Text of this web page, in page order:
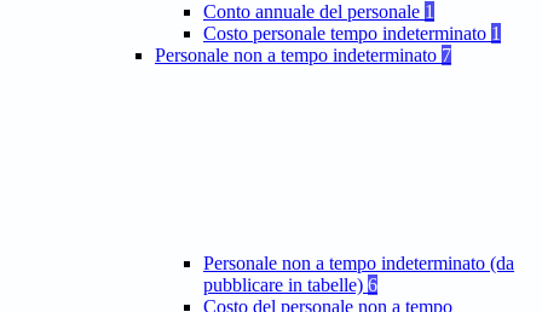
Conto annuale del personale 1
Costo personale tempo indeterminato 1
Personale non a tempo indeterminato 7
Personale non a tempo indeterminato (da
pubblicare in tabelle) 6
Costo del personale non a tempo